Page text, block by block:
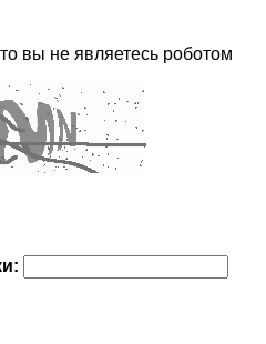
вы не являетесь роботом